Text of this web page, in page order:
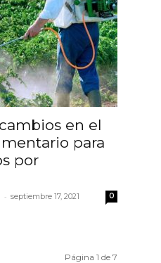
en el
para
por
- septiembre 17, 2021 0
Página 1 de 7